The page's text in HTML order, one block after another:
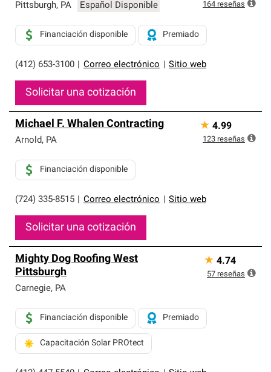
Pittsburgh, PA Español Disponible
(412) 653-3100 Correo electrónico Sitio web
Financiación disponible Premiado
Solicitar una cotización
164 reseñas
Michael F. Whalen Contracting
Arnold, PA
(724) 335-8515 Correo electrónico Sitio web
Financiación disponible
Solicitar una cotización
★ 4.99
123 reseñas
Mighty Dog Roofing West
Pittsburgh
Carnegie, PA
Financiación disponible Premiado
Capacitación Solar PROtect
★ 4.74
57 reseñas